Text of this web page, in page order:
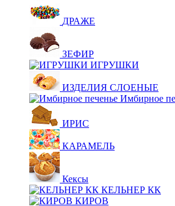
ДРАЖЕ
ЗЕФИР
ИГРУШКИ
ИЗДЕЛИЯ СЛОЕНЫЕ
Имбирное
ИРИС
КАРАМЕЛЬ
Кексы
КЕЛЬНЕР КК
КИРОВ